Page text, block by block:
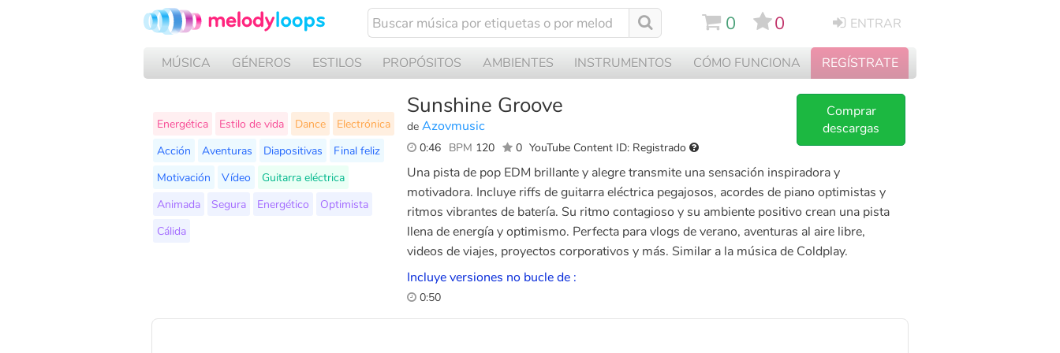
0 0 ENTRAR
MÚSICA GÉNEROS ESTILOS PROPÓSITOS AMBIENTES INSTRUMENTOS CÓMO FUNCIONA REGÍSTRATE
Sunshine Groove
de Azovmusic
0:46 BPM 120 0 YouTube Content ID: Registrado
Comprar
descargas
Energética Estilo de vida Dance
Electrónica
Acción
Aventuras Diapositivas
Final feliz
Motivación
Vídeo
Guitarra eléctrica
Animada
Segura Energético
Optimista
Cálida
Una pista de pop EDM brillante y alegre transmite una sensación inspiradora y
motivadora. Incluye riffs de guitarra eléctrica pegajosos, acordes de piano optimistas y
ritmos vibrantes de batería. Su ritmo contagioso y su ambiente positivo crean una pista
llena de energía y optimismo. Perfecta para vlogs de verano, aventuras al aire libre,
videos de viajes, proyectos corporativos y más. Similar a la música de Coldplay.
Incluye versiones no bucle de :
0:50